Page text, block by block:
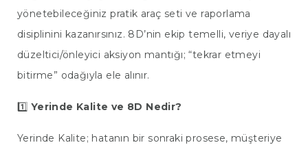
yönetebileceğiniz pratik araç seti ve raporlama
disiplinini kazanırsınız. 8D’nin ekip temelli, veriye dayalı
düzeltici/önleyici aksiyon mantığı; “tekrar etmeyi
bitirme” odağıyla ele alınır.
1️⃣ Yerinde Kalite ve 8D Nedir?
Yerinde Kalite; hatanın bir sonraki prosese, müşteriye